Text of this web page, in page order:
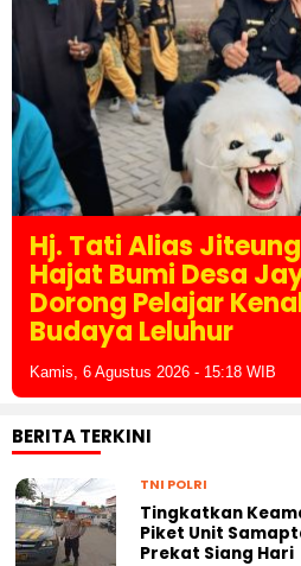
Hj. Tati Alias
Hajat Bumi Desa
Dorong Pelajar
Budaya Leluhur
Kamis, 6 Agustus 2026 - 15:18 WIB
BERITA TERKINI
TNI POLRI
Tingkatkan
Piket Unit
Prekat Siang Hari